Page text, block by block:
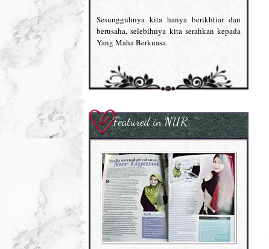
Sesungguhnya kita hanya berikhtiar dan
berusaha, selebihnya kita serahkan kepada
Yang Maha Berkuasa.
Featured in NUR